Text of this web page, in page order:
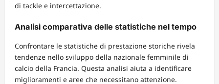
di tackle e intercettazione.
Analisi comparativa delle statistiche nel tempo
Confrontare le statistiche di prestazione storiche rivela
tendenze nello sviluppo della nazionale femminile di
calcio della Francia. Questa analisi aiuta a identificare
miglioramenti e aree che necessitano attenzione.